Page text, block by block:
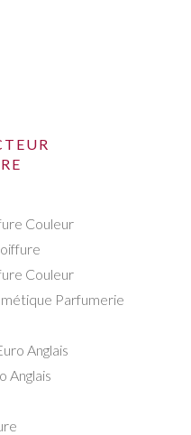
Couleur
Couleur
Parfumerie
Anglais
Anglais